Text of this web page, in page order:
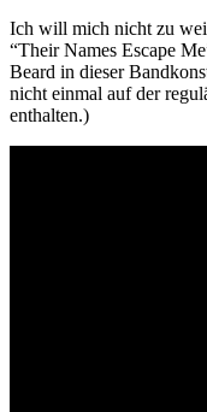
Ich will mich nicht zu
“Their Names Escape
Beard in dieser
nicht einmal auf der
enthalten.)